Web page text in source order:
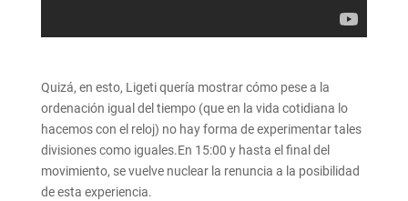
Quizá, en esto, Ligeti quería mostrar cómo pese a la
ordenación igual del tiempo (que en la vida cotidiana lo
hacemos con el reloj) no hay forma de experimentar tales
divisiones como iguales.En 15:00 y hasta el final del
movimiento, se vuelve nuclear la renuncia a la posibilidad
de esta experiencia.